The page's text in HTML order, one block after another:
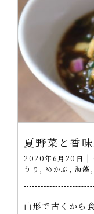
夏野菜と香
2020年6月20日 |
うり
めかぶ 海藻
山形で古くから